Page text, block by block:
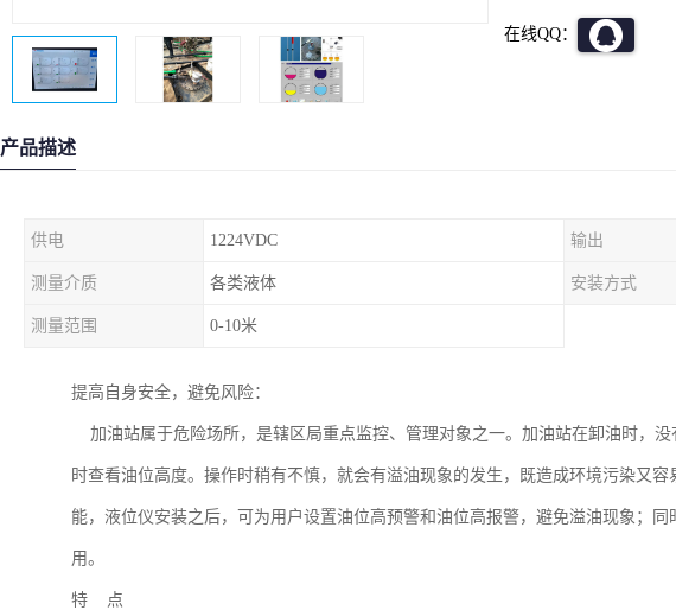
在线QQ：
产品描述
供电 1224VDC 输出
测量介质 各类液体 安装方式
测量范围 0-10米
提高自身安全，避免风险：
加油站属于危险场所，是辖区局重点监控、管理对象之一。加油站在卸油时，
时查看油位高度。操作时稍有不慎，就会有溢油现象的发生，既造成环境污染又
能，液位仪安装之后，可为用户设置油位高预警和油位高报警，避免溢油现象；
用。
特 点